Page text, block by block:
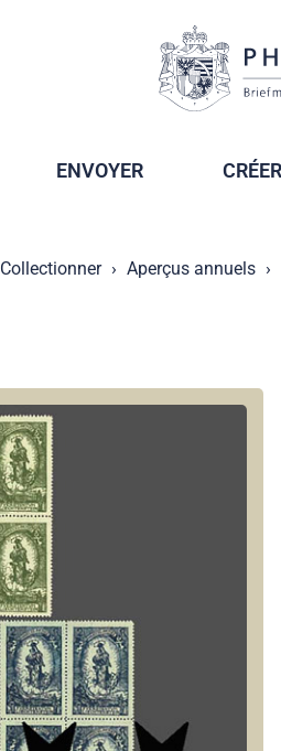
ENVOYER CRÉER
Collectionner Aperçus annuels